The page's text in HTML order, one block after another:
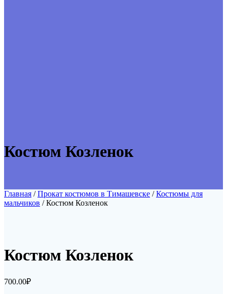
Костюм Козленок
Главная /Прокат костюмов в Тимашевске /Костюмы для
мальчиков / Костюм Козленок
Костюм Козленок
700.00₽